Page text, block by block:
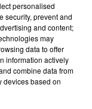
balade
personalised
security, prevent and
and content;
may
data to offer
information actively
combine data from
devices based on